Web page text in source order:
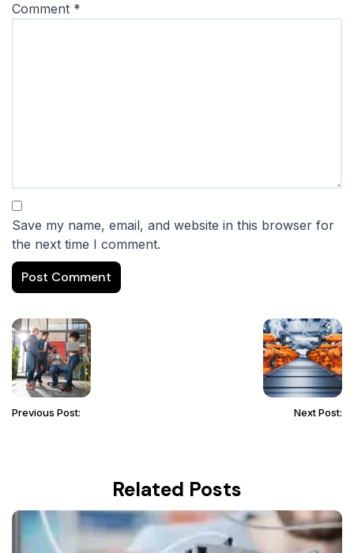
Comment *
Save my name, email, and website in this browser for
the next time I comment.
Previous Post: Next Post:
Related Posts